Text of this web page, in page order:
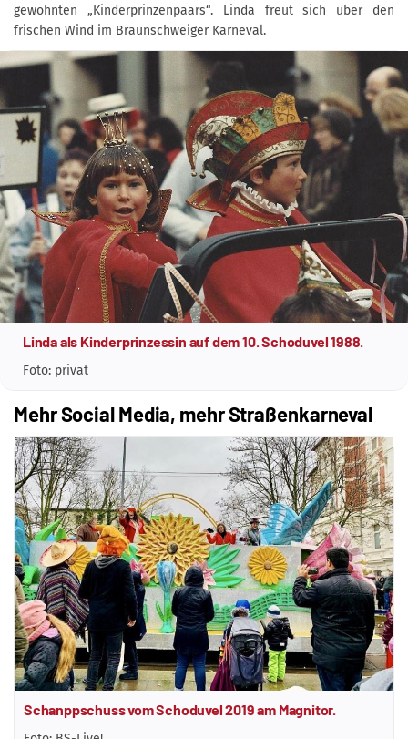
gewohnten „Kinderprinzenpaars“. Linda freut sich über den
frischen Wind im Braunschweiger Karneval.
Linda als Kinderprinzessin auf dem 10. Schoduvel 1988.
Foto: privat
Mehr Social Media, mehr Straßenkarneval
Schanppschuss vom Schoduvel 2019 am Magnitor.